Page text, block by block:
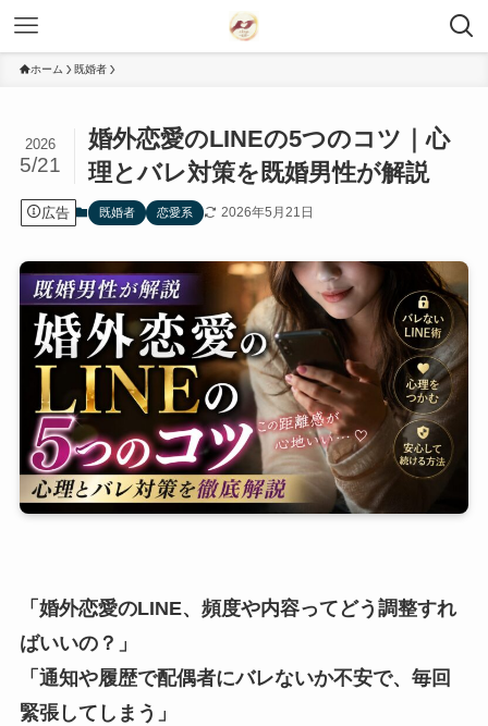
ホーム 既婚者
婚外恋愛のLINEの5つのコツ｜心
理とバレ対策を既婚男性が解説
2026
5/21
広告 既婚者 恋愛系 2026年5月21日
「婚外恋愛のLINE、頻度や内容ってどう調整すれ
ばいいの？」
「通知や履歴で配偶者にバレないか不安で、毎回
緊張してしまう」